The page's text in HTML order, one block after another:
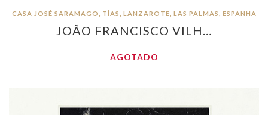
CASA JOSÉ SARAMAGO, TÍAS, LANZAROTE, LAS PALMAS, ESPANHA
JOÃO FRANCISCO VILH…
AGOTADO